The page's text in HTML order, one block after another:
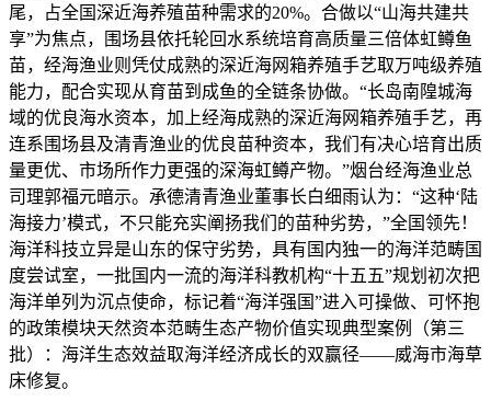
尾，占全国深近海养殖苗种需求的20%。合做以“山海共建共
享”为焦点，围场县依托轮回水系统培育高质量三倍体虹鳟鱼
苗，经海渔业则凭仗成熟的深近海网箱养殖手艺取万吨级养殖
能力，配合实现从育苗到成鱼的全链条协做。“长岛南隍城海
域的优良海水资本，加上经海成熟的深近海网箱养殖手艺，再
连系围场县及清青渔业的优良苗种资本，我们有决心培育出质
量更优、市场所作力更强的深海虹鳟产物。”烟台经海渔业总
司理郭福元暗示。承德清青渔业董事长白细雨认为：“这种‘陆
海接力’模式，不只能充实阐扬我们的苗种劣势，”全国领先！
海洋科技立异是山东的保守劣势，具有国内独一的海洋范畴国
度尝试室，一批国内一流的海洋科教机构“十五五”规划初次把
海洋单列为沉点使命，标记着“海洋强国”进入可操做、可怀抱
的政策模块天然资本范畴生态产物价值实现典型案例（第三
批）：海洋生态效益取海洋经济成长的双赢径——威海市海草
床修复。